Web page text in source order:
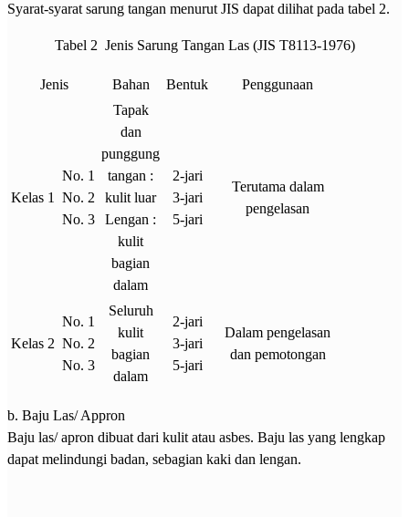
Syarat-syarat sarung tangan menurut JIS dapat dilihat pada tabel 2.
Tabel 2 Jenis Sarung Tangan Las (JIS T8113-1976)
Jenis Bahan Bentuk Penggunaan
Kelas 1
No. 1
No. 2
No. 3
Tapak
dan
punggung
tangan :
kulit luar
Lengan :
kulit
bagian
dalam
2-jari
3-jari
5-jari
Terutama dalam
pengelasan
Kelas 2
No. 1
No. 2
No. 3
Seluruh
kulit
bagian
dalam
2-jari
3-jari
5-jari
Dalam pengelasan
dan pemotongan
b. Baju Las/ Appron
Baju las/ apron dibuat dari kulit atau asbes. Baju las yang lengkap
dapat melindungi badan, sebagian kaki dan lengan.